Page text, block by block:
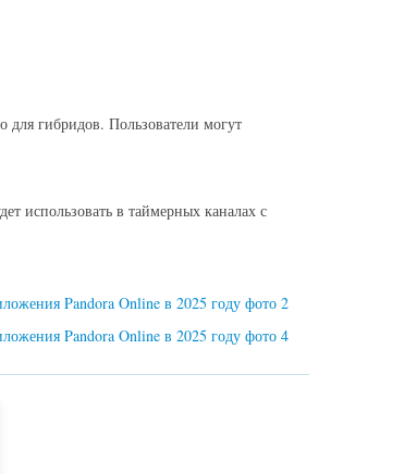
для гибридов. Пользователи могут
использовать в таймерных каналах с